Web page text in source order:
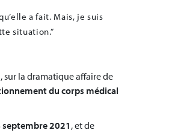
a fait. Mais, je suis
situation.”
, sur la dramatique affaire de
du corps médical
septembre 2021 , et de